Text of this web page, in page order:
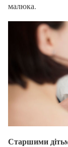
малюка.
Старшими